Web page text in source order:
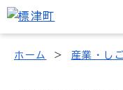
ホーム 産業・し